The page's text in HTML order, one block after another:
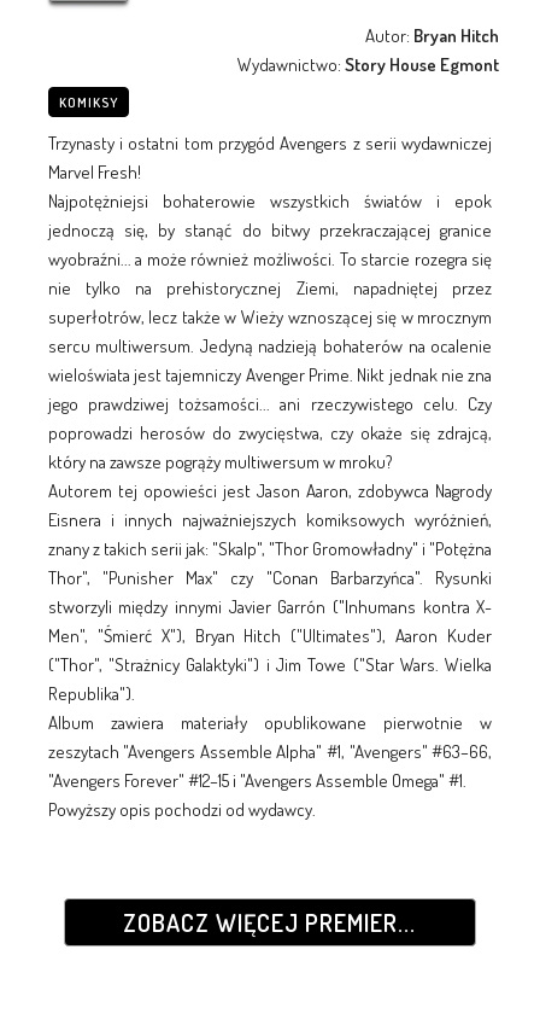
Autor: Bryan Hitch
Wydawnictwo:Story House Egmont
KOMIKSY
Trzynasty i ostatni tom przygód Avengers z serii wydawniczej
Marvel Fresh!
Najpotężniejsi bohaterowie wszystkich światów i epok
jednoczą się, by stanąć do bitwy przekraczającej granice
wyobraźni... a może również możliwości. To starcie rozegra się
nie tylko na prehistorycznej Ziemi, napadniętej przez
superłotrów, lecz także w Wieży wznoszącej się w mrocznym
sercu multiwersum. Jedyną nadzieją bohaterów na ocalenie
wieloświata jest tajemniczy Avenger Prime. Nikt jednak nie zna
jego prawdziwej tożsamości... ani rzeczywistego celu. Czy
poprowadzi herosów do zwycięstwa, czy okaże się zdrajcą,
który na zawsze pogrąży multiwersum w mroku?
Autorem tej opowieści jest Jason Aaron, zdobywca Nagrody
Eisnera i innych najważniejszych komiksowych wyróżnień,
znany z takich serii jak: "Skalp", "Thor Gromowładny" i "Potężna
Thor", "Punisher Max" czy "Conan Barbarzyńca". Rysunki
stworzyli między innymi Javier Garrón ("Inhumans kontra X-
Men", "Śmierć X"), Bryan Hitch ("Ultimates"), Aaron Kuder
("Thor", "Strażnicy Galaktyki") i Jim Towe ("Star Wars. Wielka
Republika").
Album zawiera materiały opublikowane pierwotnie w
zeszytach "Avengers Assemble Alpha" #1, "Avengers" #63–66,
"Avengers Forever" #12–15 i "Avengers Assemble Omega" #1.
Powyższy opis pochodzi od wydawcy.
ZOBACZ WIĘCEJ PREMIER...